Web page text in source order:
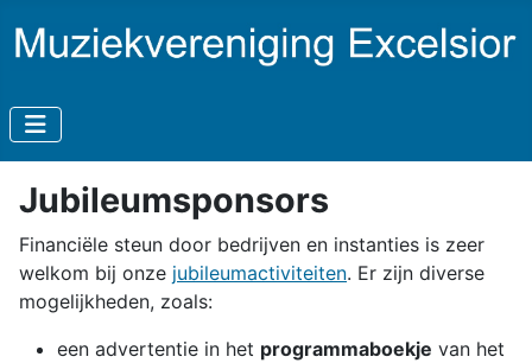
Jubileumsponsors
Financiële steun door bedrijven en instanties is zeer
welkom bij onze jubileumactiviteiten. Er zijn diverse
mogelijkheden, zoals:
een advertentie in het programmaboekje van het